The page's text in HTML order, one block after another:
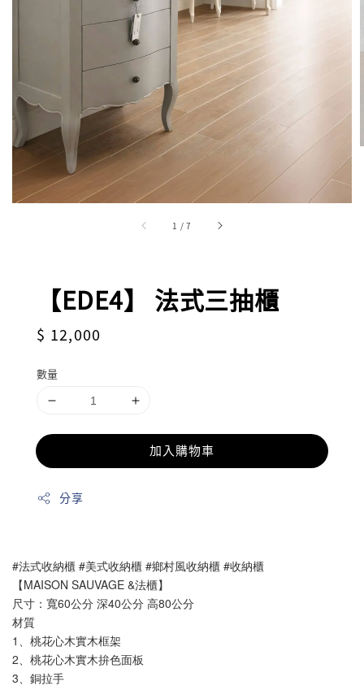
1 /7
【EDE4】 法式三抽櫃
Regular
$ 12,000
數量
加入購物車
分享
#法式收納櫃 #美式收納櫃 #鄉村風收納櫃 #收納櫃
【MAISON SAUVAGE &法櫃】
尺寸：寬60公分 深40公分 高80公分
材質
1、桃花心木實木框架
2、桃花心木實木拚色面板
3、銅拉手